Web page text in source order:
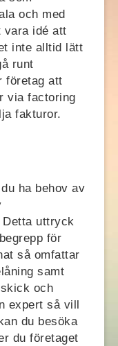
och med
vara idé att
inte alltid lätt
runt
företag att
via factoring
fakturor.
ha behov av
uttryck
för
så omfattar
samt
och
expert så vill
du besöka
du företaget